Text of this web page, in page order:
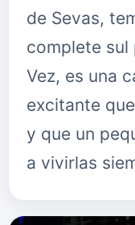
de Sevas,
complete sul
Vez, es una
excitante
y que un
a vivirlas